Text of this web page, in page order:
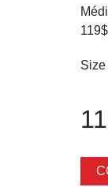
Size